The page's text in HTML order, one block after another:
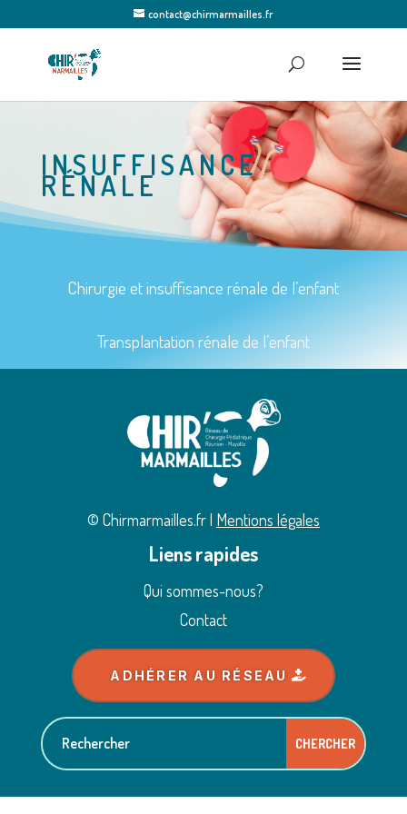
contact@chirmarmailles.fr
INSUFFISANCE
RÉNALE
Chirurgie et insuffisance rénale de l’enfant
Transplantation rénale de l’enfant
© Chirmarmailles.fr | Mentions légales
Liens rapides
Qui sommes-nous?
Contact
ADHÉRER AU RÉSEAU